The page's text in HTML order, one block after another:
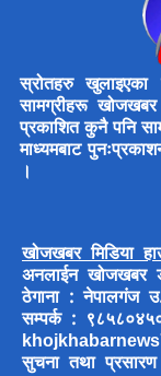
स्रोतहरु खुलाइएका
सामग्रीहरू
प्रकाशित कुनै पनि
माध्यमबाट
।
खोजखबर मिडिया
अनलाईन
ठेगाना : नेपालगंज
सम्पर्क :
सुचना तथा